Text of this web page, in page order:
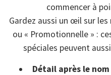
commencer à
Gardez aussi un œil sur
ou « Promotionnelle » :
spéciales peuvent
Détail après le